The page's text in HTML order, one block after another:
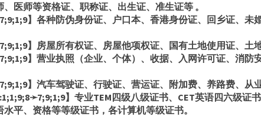
医师等资格证、职称证、出生证、准生证等 。
】各种防伪身份证、户口本、香港身份证、回乡证、未
】房屋所有权证、房屋他项权证、国有土地使用证、土
】营业执照（企业、个体）、收据、入网许可证、消防
】汽车驾驶证、行驶证、营运证、附加费、养路费、从
】专业TEM四级八级证书、CET英语四六级证
平、资格等等级证书，各计算机等级证书。